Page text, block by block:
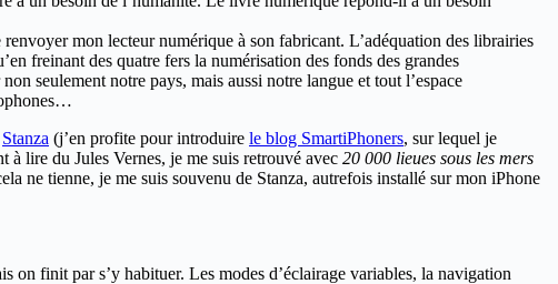
mon lecteur numérique à son fabricant. L’adéquation des librairies
freinant des quatre fers la numérisation des fonds des grandes
seulement notre pays, mais aussi notre langue et tout l’espace
Stanza (j’en profite pour introduire le blog SmartiPhoners, sur lequel je
lire du Jules Vernes, je me suis retrouvé avec 20 000 lieues sous les mers
ne tienne, je me suis souvenu de Stanza, autrefois installé sur mon iPhone
on finit par s’y habituer. Les modes d’éclairage variables, la navigation